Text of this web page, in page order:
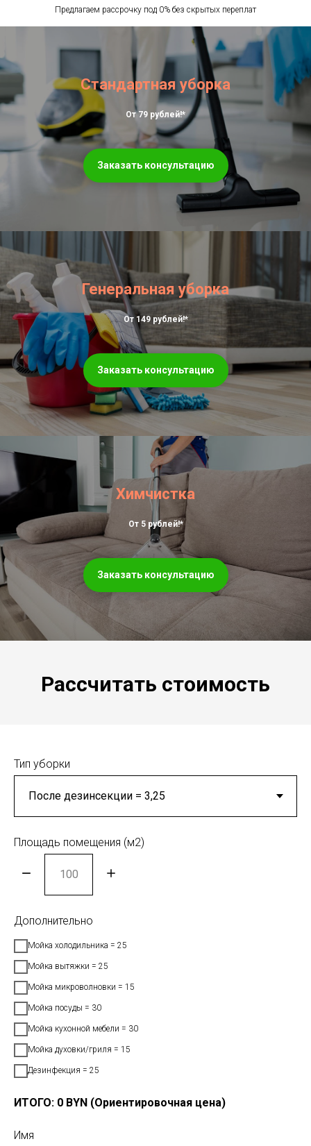
Предлагаем рассрочку под 0% без скрытых переплат
Стандартная уборка
От 79 рублей!*
Заказать консультацию
Генеральная уборка
От 149 рублей!*
Заказать консультацию
Химчистка
От 5 рублей!*
Заказать консультацию
Рассчитать стоимость
Тип уборки
Площадь помещения (м2)
Дополнительно
Мойка холодильника = 25
Мойка вытяжки = 25
Мойка микроволновки = 15
Мойка посуды = 30
Мойка кухонной мебели = 30
Мойка духовки/гриля = 15
Дезинфекция = 25
ИТОГО: 0 BYN (Ориентировочная цена)
Имя